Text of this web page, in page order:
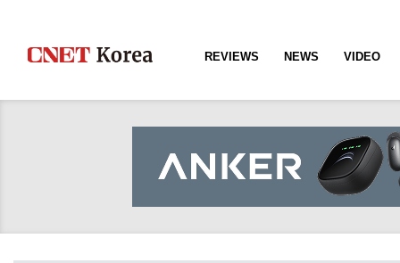
REVIEWS NEWS VIDEO